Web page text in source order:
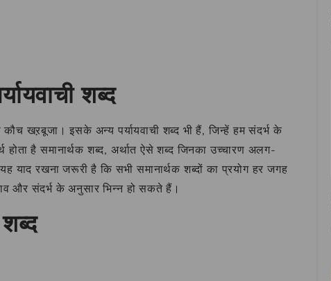
शब्द
खऱबूजा। इसके अन्य पर्यायवाची शब्द भी हैं, जिन्हें हम संदर्भ के
है समानार्थक शब्द, अर्थात ऐसे शब्द जिनका उच्चारण अलग-
याद रखना जरूरी है कि सभी समानार्थक शब्दों का प्रयोग हर जगह
और संदर्भ के अनुसार भिन्न हो सकते हैं।